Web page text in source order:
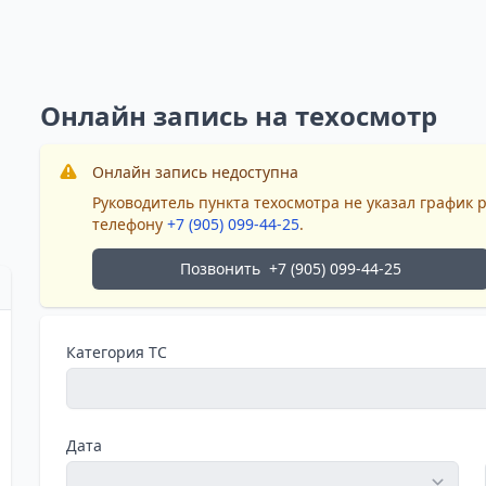
Онлайн запись на техосмотр
Онлайн запись недоступна
Руководитель пункта техосмотра не указал
телефону+7 (905) 099-44-25.
Позвонить +7 (905) 099-44-25
Категория ТС
Дата